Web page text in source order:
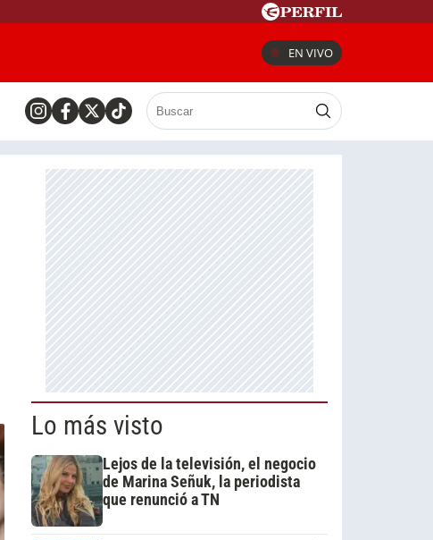
EN VIVO
Lo más visto
Lejos de la televisión, el negocio
de Marina Señuk, la periodista
que renunció a TN